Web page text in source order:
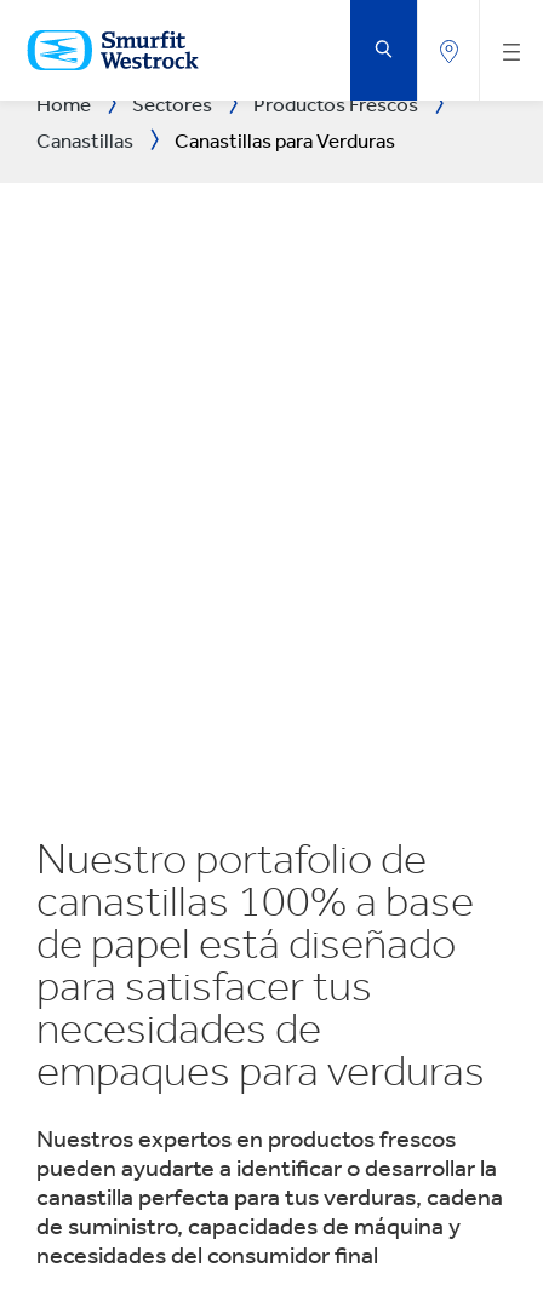
AL
CONTENIDO
PRINCIPAL
Home Sectores
Productos Frescos
Canastillas
Canastillas para Verduras
Nuestro portafolio de
canastillas 100% a base
de papel está diseñado
para satisfacer tus
necesidades de
empaques para verduras
Nuestros expertos en productos frescos
pueden ayudarte a identificar o desarrollar la
canastilla perfecta para tus verduras, cadena
de suministro, capacidades de máquina y
necesidades del consumidor final